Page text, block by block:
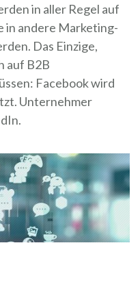
in aller Regel auf
in andere Marketing-
Das Einzige,
auf B2B
Facebook wird
Unternehmer